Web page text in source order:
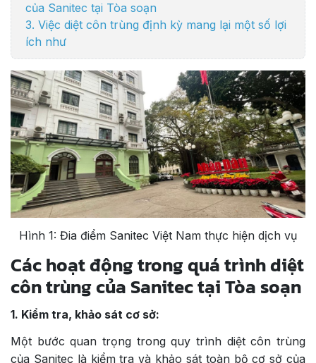
của Sanitec tại Tòa soạn
3. Việc diệt côn trùng định kỳ mang lại một số lợi
ích như
Hình 1: Đia điểm Sanitec Việt Nam thực hiện dịch vụ
Các hoạt động trong quá trình diệt
côn trùng của Sanitec tại Tòa soạn
1. Kiểm tra, khảo sát cơ sở:
Một bước quan trọng trong quy trình diệt côn trùng
của Sanitec là kiểm tra và khảo sát toàn bộ cơ sở của